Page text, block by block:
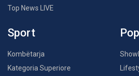
Top News LIVE
Sport
Kombëtarja
Kategoria Superiore